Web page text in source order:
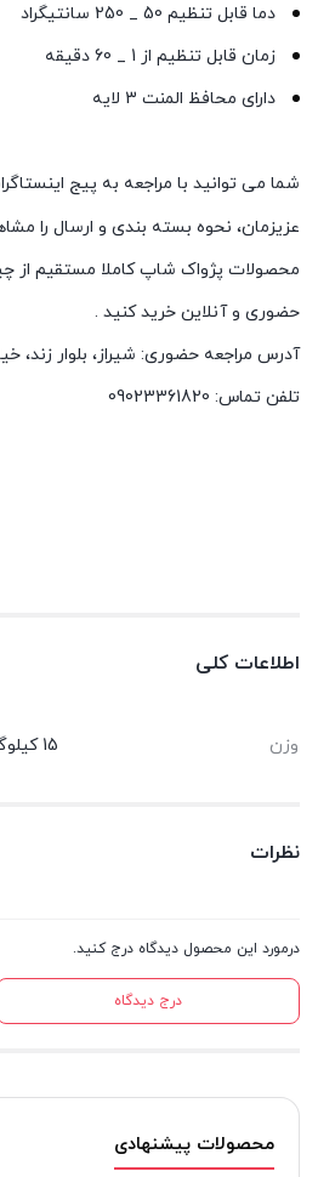
دما قابل تنظیم 50 _ 250 سانتیگراد
زمان قابل تنظیم از 1 _ 60 دقیقه
دارای محافظ المنت 3 لایه
شما می توانید با مراجعه به پیج
عزیزمان، نحوه بسته بندی و ارسال را
محصولات پژواک شاپ کاملا مستقیم از
حضوری و آنلاین خرید کنید .
آدرس مراجعه حضوری: شیراز، بلوار زند،
تلفن تماس: 09023361820
اطلاعات کلی
وزن 15 کیلوگرم
نظرات
درمورد این محصول دیدگاه درج کنید.
درج دیدگاه
محصولات پیشنهادی